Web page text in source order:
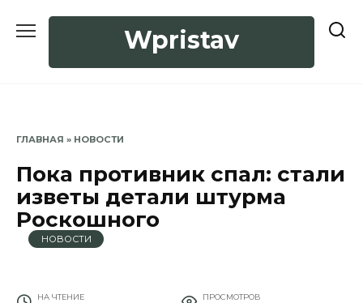
Wpristav
ГЛАВНАЯ » НОВОСТИ
Пока противник спал: стали
изветы детали штурма
Роскошного
НОВОСТИ
НА ЧТЕНИЕ ПРОСМОТРОВ